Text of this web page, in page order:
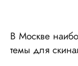
В Москве
темы для